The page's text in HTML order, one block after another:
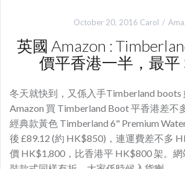
October 20, 2016 Carol
英國 Amazon :
價平香港一半，最平
冬天就快到，又係入手Timberland boots
Amazon 買 Timberland Boot 平香港差不
經典款黃色 Timberland 6" Premium
後 £89.12 (約 HK$850)，連運費差不多
價 HK$1,800，比香港平 HK$800 架。